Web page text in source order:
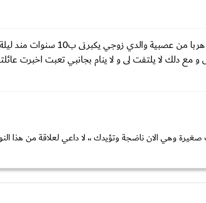
انا امراةمتزوجة وابلغ من العمر 38 سنة
و مع دلك لا يلتفت لى و لا ينام بجانبي تعبت اخبرت
صغيرة وهي الان ناضجة وتؤيدك ،، لا داعي لعلاقة من